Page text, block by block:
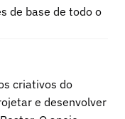
de base de todo o
criativos do
e desenvolver